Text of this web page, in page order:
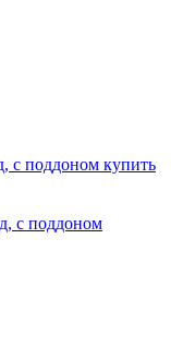
с поддоном